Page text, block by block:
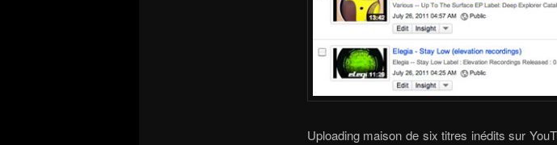
Uploading maison de six titres inédits sur